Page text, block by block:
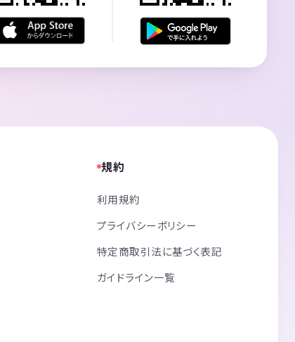
規約
利用規約
プライバシーポリシー
特定商取引法に基づく表記
ガイドライン一覧